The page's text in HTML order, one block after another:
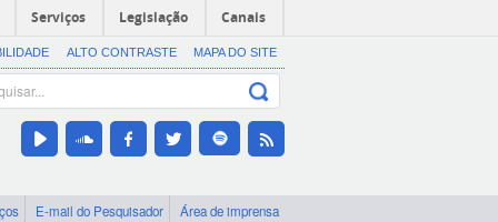
Serviços Legislação Canais
ALTO CONTRASTE MAPA DO SITE
E-mail do Pesquisador Área de imprensa